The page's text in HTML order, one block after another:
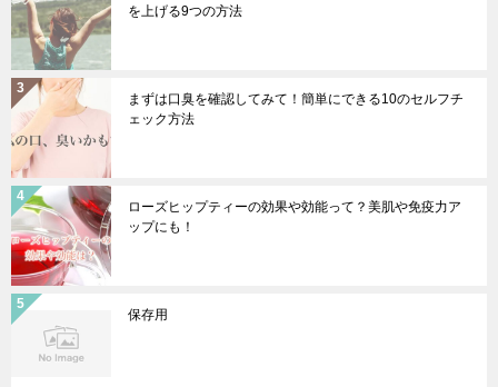
を上げる9つの方法
まずは口臭を確認してみて！簡単にできる10のセルフチ
ェック方法
ローズヒップティーの効果や効能って？美肌や免疫力ア
ップにも！
保存用